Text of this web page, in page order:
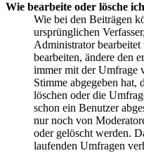
Wie bearbeite oder lösche
Wie bei den Beiträgen
ursprünglichen
Administrator
bearbeiten, ändere den
immer mit der Umfrage
Stimme abgegeben hat,
löschen oder die
schon ein Benutzer
nur noch von
oder gelöscht werden.
laufenden Umfragen